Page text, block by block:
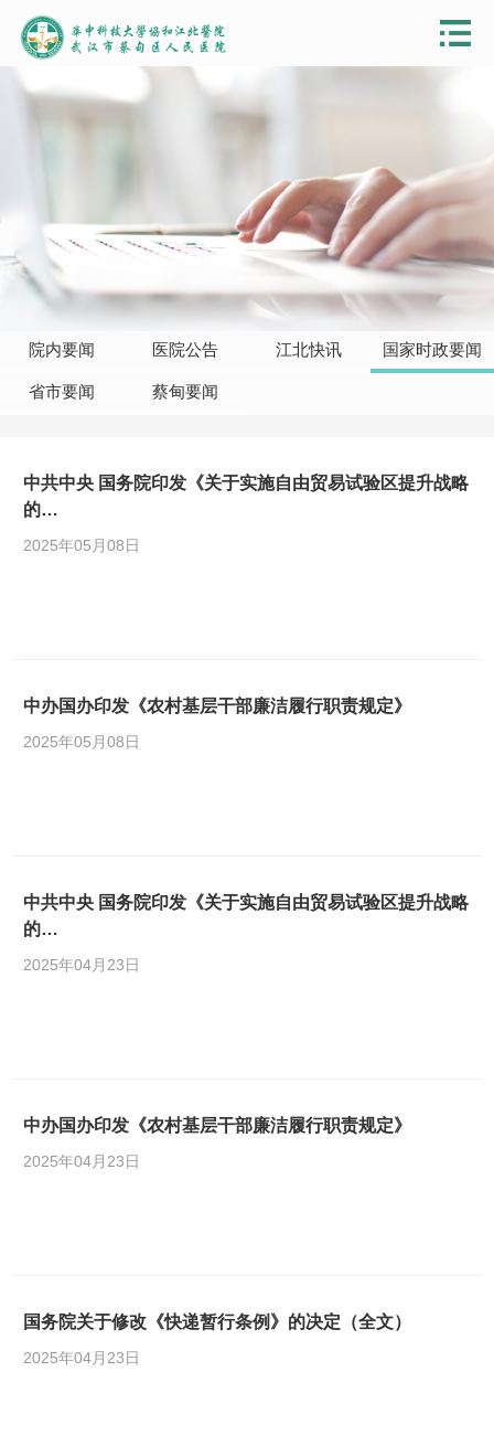
院内要闻 医院公告 江北快讯 国家时政要闻
省市要闻 蔡甸要闻
中共中央 国务院印发《关于实施自由贸易试验区提升战略
的…
2025年05月08日
中办国办印发《农村基层干部廉洁履行职责规定》
2025年05月08日
中共中央 国务院印发《关于实施自由贸易试验区提升战略
的…
2025年04月23日
中办国办印发《农村基层干部廉洁履行职责规定》
2025年04月23日
国务院关于修改《快递暂行条例》的决定（全文）
2025年04月23日